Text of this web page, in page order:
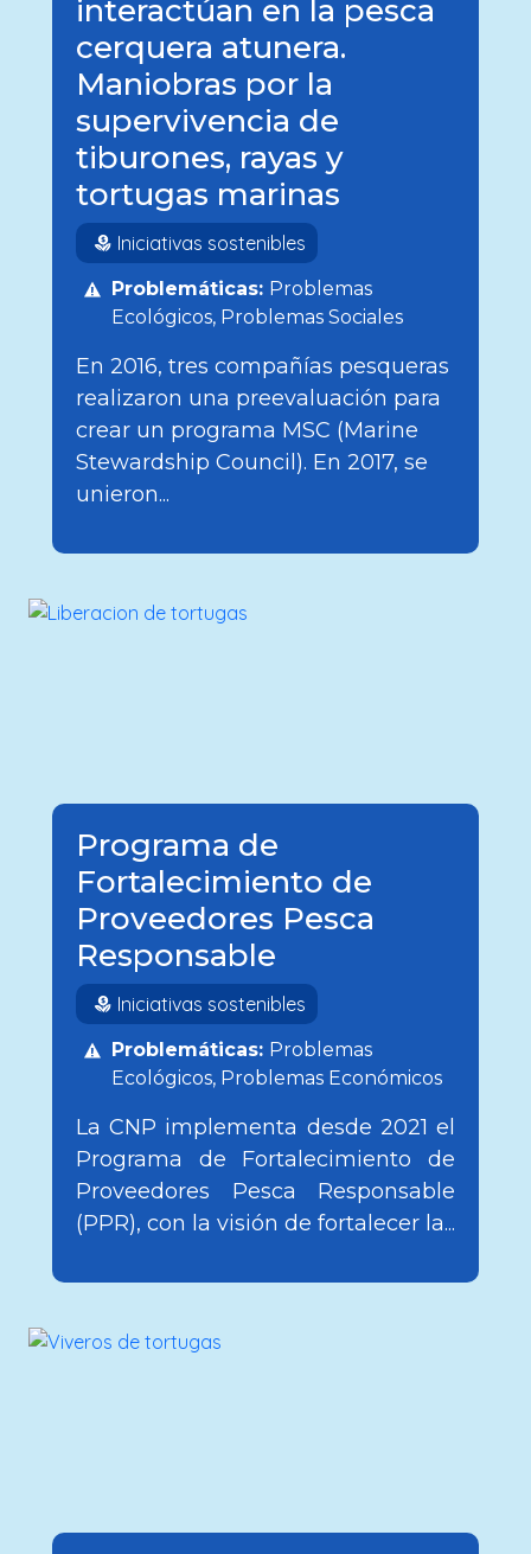
interactúan en la pesca
cerquera atunera.
Maniobras por la
supervivencia de
tiburones, rayas y
tortugas marinas
Iniciativas sostenibles
Problemáticas: Problemas
Ecológicos Problemas Sociales
En 2016, tres compañías pesqueras
realizaron una preevaluación para
crear un programa MSC (Marine
Stewardship Council). En 2017, se
unieron...
Programa de
Fortalecimiento de
Proveedores Pesca
Responsable
Iniciativas sostenibles
Problemáticas: Problemas
Ecológicos Problemas Económicos
La CNP implementa desde 2021 el
Programa de Fortalecimiento de
Proveedores Pesca Responsable
(PPR), con la visión de fortalecer la...